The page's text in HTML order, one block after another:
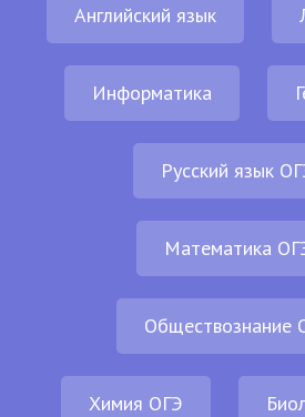
Английский язык
Информатика
Русский язык
Математика
Обществознание
Химия ОГЭ